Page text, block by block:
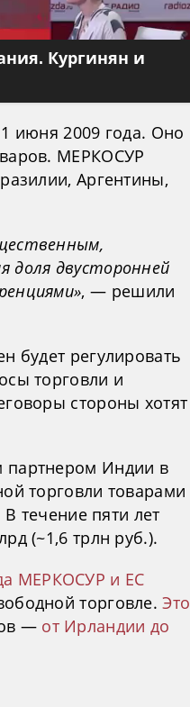
Кургинян и
июня 2009 года. Оно
МЕРКОСУР
Аргентины,
доля двусторонней
, — решили
будет регулировать
торговли и
стороны хотят
партнером Индии в
торговли товарами
течение пяти лет
(~1,6 трлн руб.).
МЕРКОСУР и ЕС
торговле.Это
— от Ирландии до